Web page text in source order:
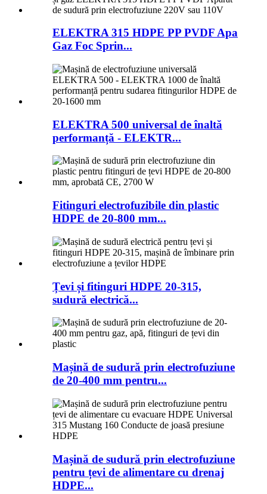
ELEKTRA 315 HDPE PP PVDF Apa
Gaz Foc Sprin...
ELEKTRA 500 universal de înaltă
performanță - ELEKTR...
Fitinguri electrofuzibile din plastic
HDPE de 20-800 mm...
Țevi și fitinguri HDPE 20-315,
sudură electrică...
Mașină de sudură prin electrofuziune
de 20-400 mm pentru...
Mașină de sudură prin electrofuziune
pentru țevi de alimentare cu drenaj
HDPE...